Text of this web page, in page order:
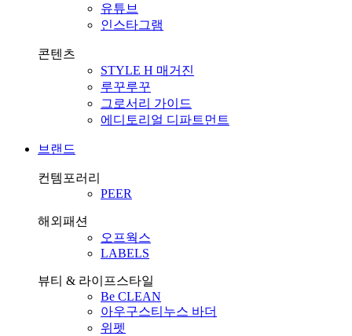
유튜브
인스타그램
콘텐츠
STYLE H 매거진
루꾸루꾸
그로서리 가이드
에디토리얼 디파트먼트
브랜드
컨템포러리
PEER
해외패션
오프웍스
LABELS
뷰티 & 라이프스타일
Be CLEAN
아우구스티누스 바더
위펫